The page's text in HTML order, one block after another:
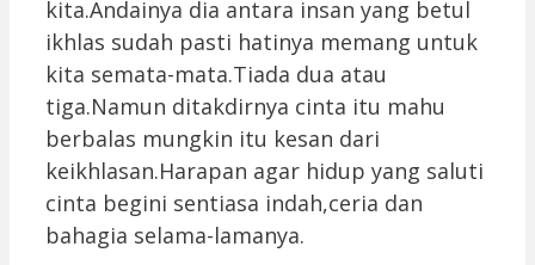
kita.Andainya dia antara insan yang betul
ikhlas sudah pasti hatinya memang untuk
kita semata-mata.Tiada dua atau
tiga.Namun ditakdirnya cinta itu mahu
berbalas mungkin itu kesan dari
keikhlasan.Harapan agar hidup yang saluti
cinta begini sentiasa indah,ceria dan
bahagia selama-lamanya.